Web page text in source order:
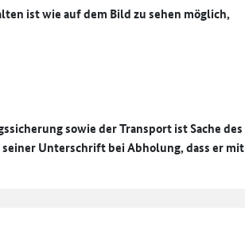
ist wie auf dem Bild zu sehen möglich,
sowie der Transport ist Sache des
Unterschrift bei Abholung, dass er mit